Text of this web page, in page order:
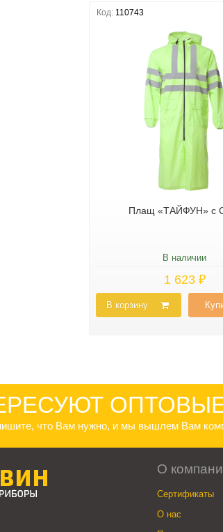
Код: 110743
Плащ «ТАЙФУН» с
В наличии
1 623 ₽
В корзину
что Вам нужно, и мы вышлем Вам
О
Сертификаты
О нас